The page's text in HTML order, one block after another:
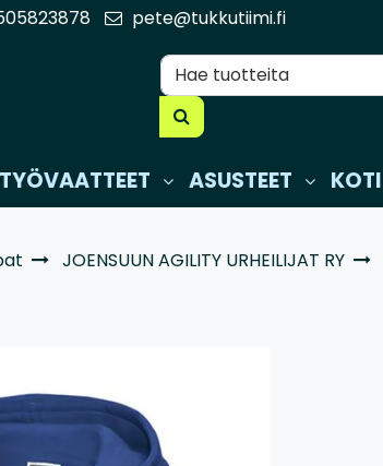
pete@tukkutiimi.fi
TYÖVAATTEET ASUSTEET KOTI
JOENSUUN AGILITY URHEILIJAT RY